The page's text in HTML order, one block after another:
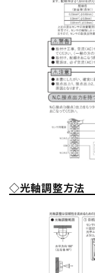
◇光軸調整方法